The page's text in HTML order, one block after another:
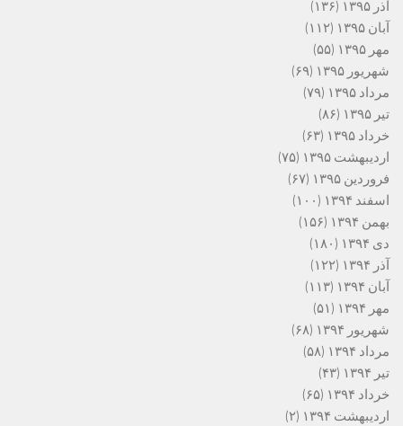
آذر ۱۳۹۵
(۱۳۶)
آبان ۱۳۹۵
(۱۱۲)
مهر ۱۳۹۵
(۵۵)
شهریور ۱۳۹۵
(۶۹)
مرداد ۱۳۹۵
(۷۹)
تیر ۱۳۹۵
(۸۶)
خرداد ۱۳۹۵
(۶۳)
اردیبهشت ۱۳۹۵
(۷۵)
فروردین ۱۳۹۵
(۶۷)
اسفند ۱۳۹۴
(۱۰۰)
بهمن ۱۳۹۴
(۱۵۶)
دی ۱۳۹۴
(۱۸۰)
آذر ۱۳۹۴
(۱۲۲)
آبان ۱۳۹۴
(۱۱۳)
مهر ۱۳۹۴
(۵۱)
شهریور ۱۳۹۴
(۶۸)
مرداد ۱۳۹۴
(۵۸)
تیر ۱۳۹۴
(۴۳)
خرداد ۱۳۹۴
(۶۵)
اردیبهشت ۱۳۹۴
(۲)